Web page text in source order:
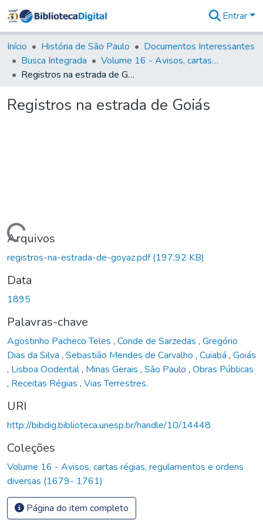
&
Coleções
Tudo na
Biblioteca
Estatísticas
Entrar
Início História de São Paulo
Documentos Interessantes
Busca Integrada
Volume 16 - Avisos, cartas régias, regulamentos e ordens diversas (1679- 1761)
Registros na estrada de Goiás
Registros na estrada de Goiás
Carregando...
Arquivos
registros-na-estrada-de-goyaz.pdf(197,92 KB)
Data
1895
Palavras-chave
Agostinho Pacheco Teles , Conde de Sarzedas , Gregório
Dias da Silva , Sebastião Mendes de Carvalho , Cuiabá , Goiás
, Lisboa Ocidental, Minas Gerais , São Paulo , Obras Públicas
, Receitas Régias , Vias Terrestres.
URI
http://bibdig.biblioteca.unesp.br/handle/10/14448
Coleções
Volume 16 - Avisos, cartas régias, regulamentos e ordens
diversas (1679- 1761)
Página do item completo